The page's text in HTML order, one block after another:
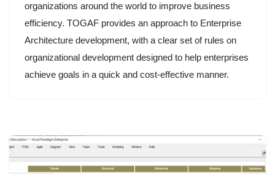
organizations around the world to improve business
efficiency. TOGAF provides an approach to Enterprise
Architecture development, with a clear set of rules on
organizational development designed to help enterprises
achieve goals in a quick and cost-effective manner.